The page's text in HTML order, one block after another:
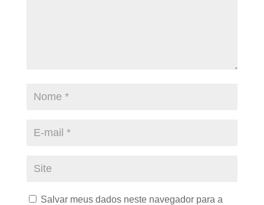
Salvar meus dados neste navegador para a